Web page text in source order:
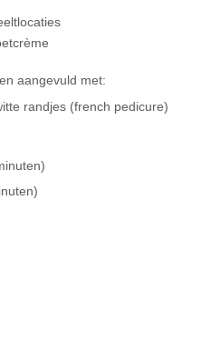
aangevuld met:
randjes (french pedicure)